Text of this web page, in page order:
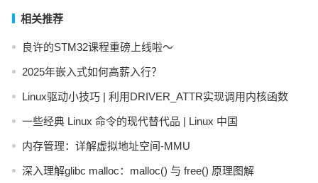
相关推荐
良许的STM32课程重磅上线啦～
2025年嵌入式如何高薪入行？
Linux驱动小技巧 | 利用DRIVER_ATTR实现调用内核函数
一些经典 Linux 命令的现代替代品 | Linux 中国
内存管理：详解虚拟地址空间-MMU
深入理解glibc malloc：malloc() 与 free() 原理图解